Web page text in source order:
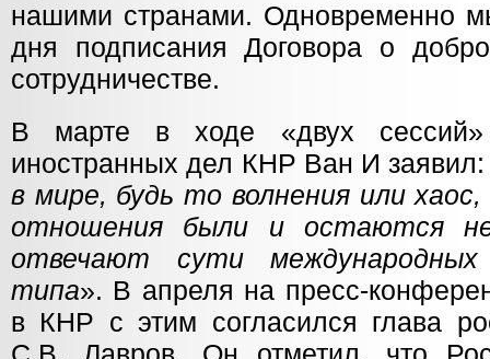
нашими странами. Одновременно
дня подписания Договора о
сотрудничестве.
В марте в ходе «двух
иностранных дел КНР Ван И заявил:
в мире, будь то волнения или хаос,
отношения были и остаются
отвечают сути
типа». В апреля на пресс-
в КНР с этим согласился глава